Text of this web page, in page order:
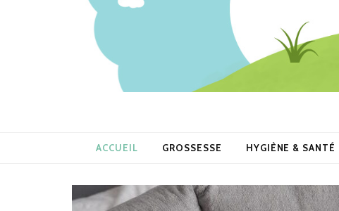
ACCUEIL GROSSESSE HYGIÈNE & SANTÉ